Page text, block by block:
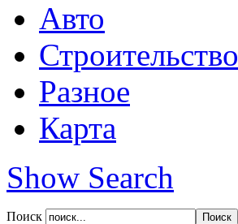
Авто
Строительство
Разное
Карта
Show Search
Поиск